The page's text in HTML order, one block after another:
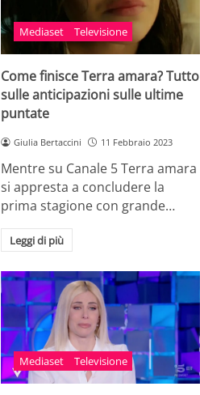
Mediaset Televisione
Come finisce Terra amara? Tutto
sulle anticipazioni sulle ultime
puntate
Giulia Bertaccini 11 Febbraio 2023
Mentre su Canale 5 Terra amara
si appresta a concludere la
prima stagione con grande…
Leggi di più
Mediaset Televisione